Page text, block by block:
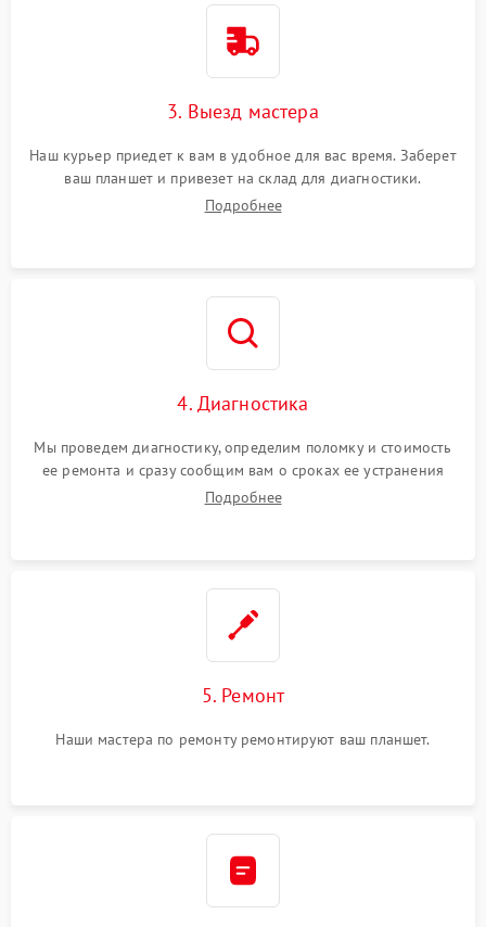
3. Выезд мастера
Наш курьер приедет к вам в удобное для вас время. Заберет
ваш планшет и привезет на склад для диагностики.
Подробнее
4. Диагностика
Мы проведем диагностику, определим поломку и стоимость
ее ремонта и сразу сообщим вам о сроках ее устранения
Подробнее
5. Ремонт
Наши мастера по ремонту ремонтируют ваш планшет.